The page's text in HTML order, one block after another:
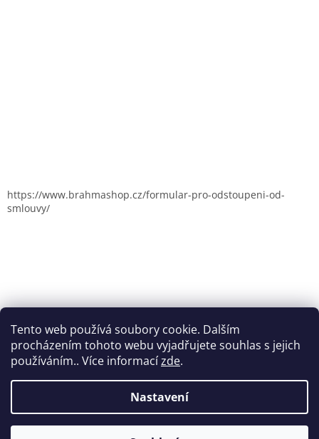
Tento web používá soubory cookie. Dalším
procházením tohoto webu vyjadřujete souhlas s jejich
používáním.. Více informacízde.
Nastavení
https://www.brahmashop.cz/formular-pro-odstoupeni-od-
smlouvy/
Vytvořil Shoptet